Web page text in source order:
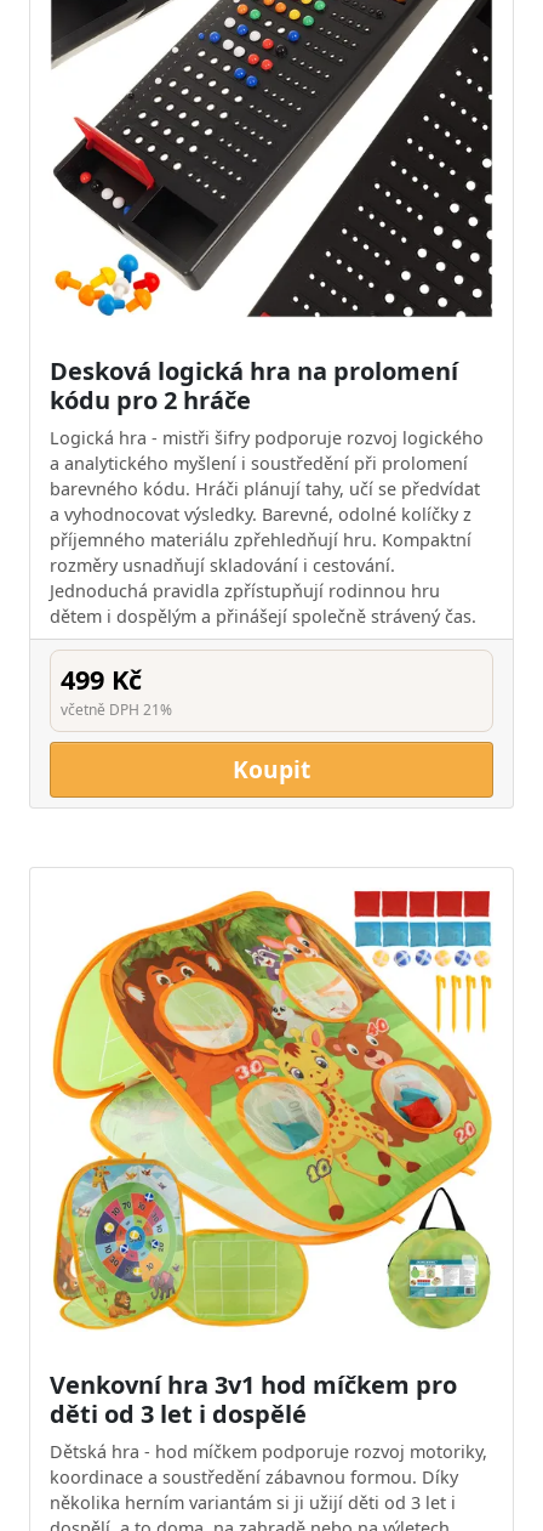
Desková logická hra na prolomení
kódu pro 2 hráče
Logická hra - mistři šifry podporuje rozvoj logického
a analytického myšlení i soustředění při prolomení
barevného kódu. Hráči plánují tahy, učí se předvídat
a vyhodnocovat výsledky. Barevné, odolné kolíčky z
příjemného materiálu zpřehledňují hru. Kompaktní
rozměry usnadňují skladování i cestování.
Jednoduchá pravidla zpřístupňují rodinnou hru
dětem i dospělým a přinášejí společně strávený čas.
499 Kč
včetně DPH 21%
Koupit
Venkovní hra 3v1 hod míčkem pro
děti od 3 let i dospělé
Dětská hra - hod míčkem podporuje rozvoj motoriky,
koordinace a soustředění zábavnou formou. Díky
několika herním variantám si ji užijí děti od 3 let i